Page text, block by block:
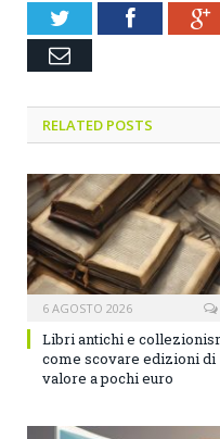
TwitterFacebook
Email
RELATED POSTS
6 AGOSTO 2026
Libri antichi e
come scovare edizioni di
valore a pochi euro